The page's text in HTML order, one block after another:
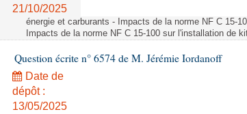
21/10/2025
énergie et carburants - Impacts de la norme NF C 15-
Impacts de la norme NF C 15-100 sur l'installation de
Question écrite n° 6574 de M. Jérémie Iordanoff
Date de
dépôt :
13/05/2025